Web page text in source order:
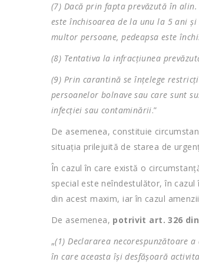
(7) Dacă prin fapta prevăzută în
este închisoarea de la unu la 5 ani
multor persoane, pedeapsa este
(8) Tentativa la infracţiunea
(9) Prin carantină se înţelege
persoanelor bolnave sau care sunt
infecţiei sau contaminării.”
De asemenea, constituie
situația prilejuită de starea de
În cazul în care există o
special este neîndestulător, în
din acest maxim, iar în cazul
De asemenea, potrivit art. 326
„(1) Declararea necorespunzătoare
în care aceasta îşi desfăşoară